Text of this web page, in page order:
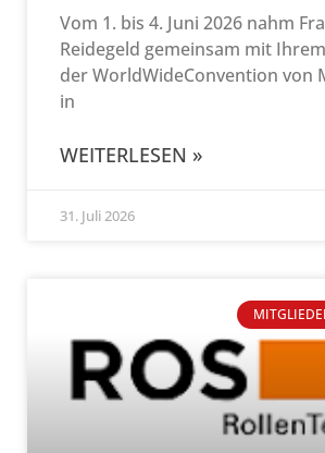
Vom 1. bis 4. Juni 2026 nahm
Reidegeld gemeinsam mit
der WorldWideConvention von
in
WEITERLESEN »
31. Juli 2026